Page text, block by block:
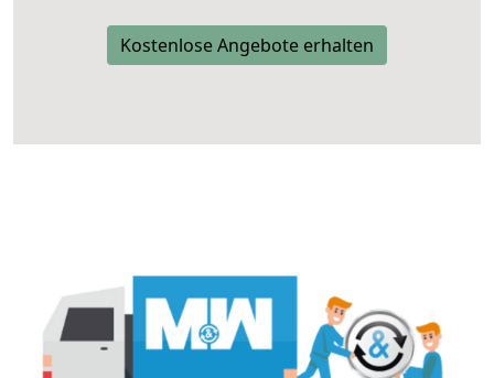
Kostenlose Angebote erhalten